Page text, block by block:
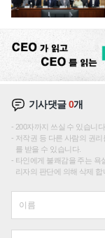
기사댓글0개
200자까지 쓰실 수 있습니
저작권 등 다른 사람의 권
를 받을 수 있습니다.
타인에게 불쾌감을 주는 욕
리자의 판단에 의해 삭제 합